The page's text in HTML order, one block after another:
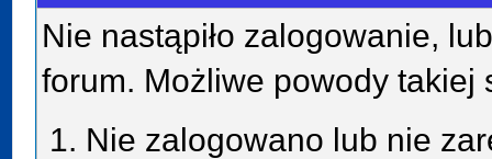
Nie nastąpiło zalogowanie,
forum. Możliwe powody takiej
Nie zalogowano lub nie